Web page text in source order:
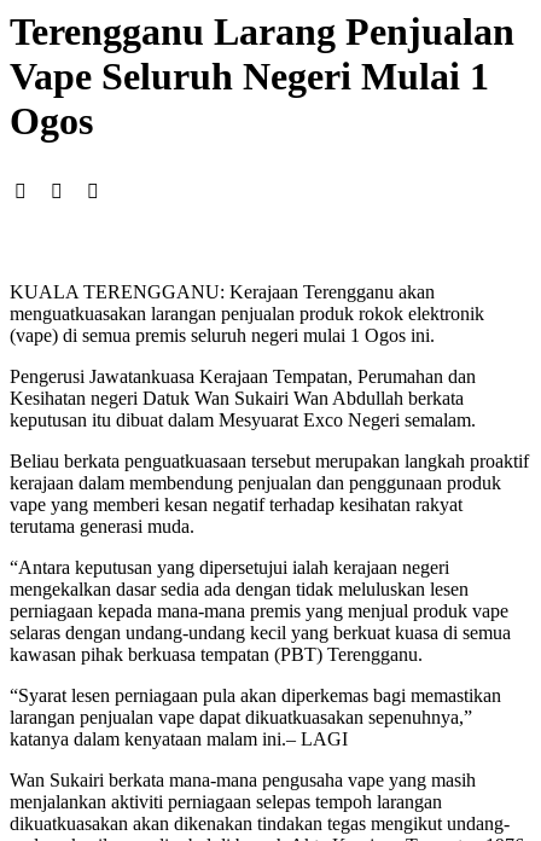
Terengganu Larang Penjualan
Vape Seluruh Negeri Mulai 1
Ogos
KUALA TERENGGANU: Kerajaan Terengganu akan
menguatkuasakan larangan penjualan produk rokok elektronik
(vape) di semua premis seluruh negeri mulai 1 Ogos ini.
Pengerusi Jawatankuasa Kerajaan Tempatan, Perumahan dan
Kesihatan negeri Datuk Wan Sukairi Wan Abdullah berkata
keputusan itu dibuat dalam Mesyuarat Exco Negeri semalam.
Beliau berkata penguatkuasaan tersebut merupakan langkah proaktif
kerajaan dalam membendung penjualan dan penggunaan produk
vape yang memberi kesan negatif terhadap kesihatan rakyat
terutama generasi muda.
“Antara keputusan yang dipersetujui ialah kerajaan negeri
mengekalkan dasar sedia ada dengan tidak meluluskan lesen
perniagaan kepada mana-mana premis yang menjual produk vape
selaras dengan undang-undang kecil yang berkuat kuasa di semua
kawasan pihak berkuasa tempatan (PBT) Terengganu.
“Syarat lesen perniagaan pula akan diperkemas bagi memastikan
larangan penjualan vape dapat dikuatkuasakan sepenuhnya,”
katanya dalam kenyataan malam ini.– LAGI
Wan Sukairi berkata mana-mana pengusaha vape yang masih
menjalankan aktiviti perniagaan selepas tempoh larangan
dikuatkuasakan akan dikenakan tindakan tegas mengikut undang-